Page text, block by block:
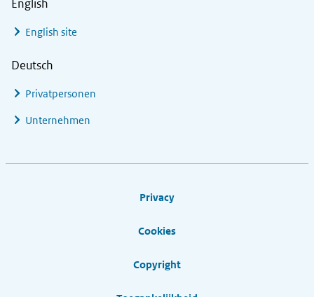
English
English site
Deutsch
Privatpersonen
Unternehmen
Privacy
Cookies
Copyright